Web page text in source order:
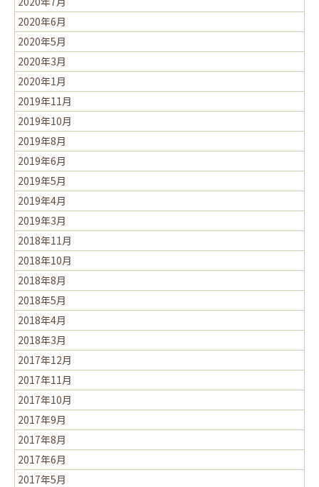
2020年6月
2020年5月
2020年3月
2020年1月
2019年11月
2019年10月
2019年8月
2019年6月
2019年5月
2019年4月
2019年3月
2018年11月
2018年10月
2018年8月
2018年5月
2018年4月
2018年3月
2017年12月
2017年11月
2017年10月
2017年9月
2017年8月
2017年6月
2017年5月